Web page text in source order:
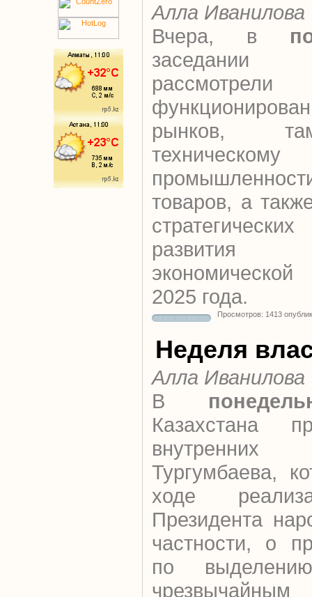
Алла Иванилова
Вчера, в
рынков,
товаров, а
развития
2025 года.
Просмотров: 1413
Неделя
Алла Иванилова
В
Казахстана
Тургумбаева,
ходе
Президента
частности, о
по